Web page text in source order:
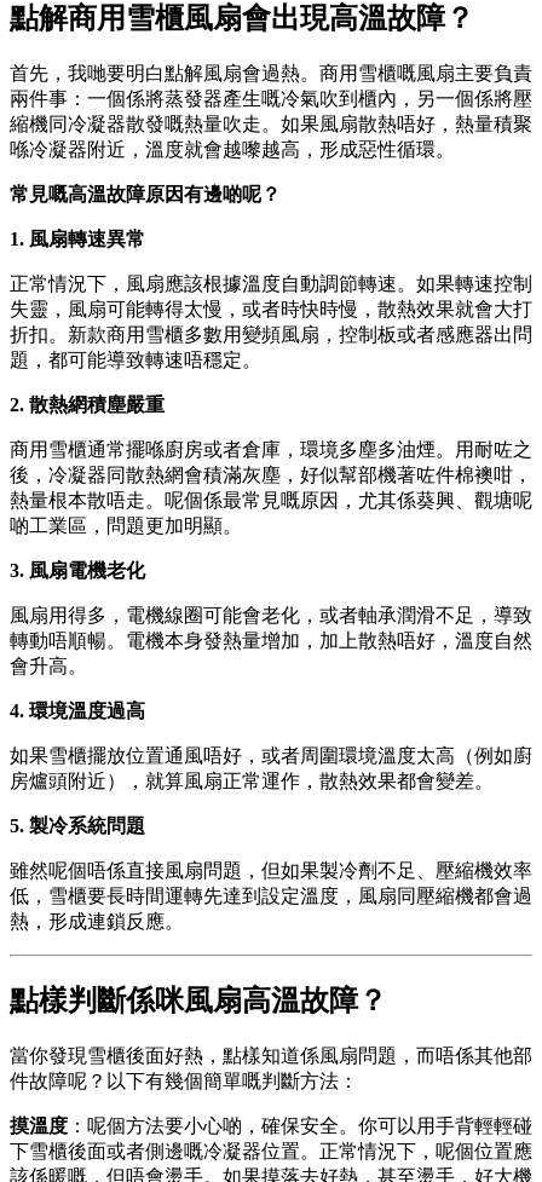
點解商用雪櫃風扇會出現高溫故障？
首先，我哋要明白點解風扇會過熱。商用雪櫃嘅風扇主要負責
兩件事：一個係將蒸發器產生嘅冷氣吹到櫃內，另一個係將壓
縮機同冷凝器散發嘅熱量吹走。如果風扇散熱唔好，熱量積聚
喺冷凝器附近，溫度就會越嚟越高，形成惡性循環。
常見嘅高溫故障原因有邊啲呢？
1. 風扇轉速異常
正常情況下，風扇應該根據溫度自動調節轉速。如果轉速控制
失靈，風扇可能轉得太慢，或者時快時慢，散熱效果就會大打
折扣。新款商用雪櫃多數用變頻風扇，控制板或者感應器出問
題，都可能導致轉速唔穩定。
2. 散熱網積塵嚴重
商用雪櫃通常擺喺廚房或者倉庫，環境多塵多油煙。用耐咗之
後，冷凝器同散熱網會積滿灰塵，好似幫部機著咗件棉襖咁，
熱量根本散唔走。呢個係最常見嘅原因，尤其係葵興、觀塘呢
啲工業區，問題更加明顯。
3. 風扇電機老化
風扇用得多，電機線圈可能會老化，或者軸承潤滑不足，導致
轉動唔順暢。電機本身發熱量增加，加上散熱唔好，溫度自然
會升高。
4. 環境溫度過高
如果雪櫃擺放位置通風唔好，或者周圍環境溫度太高（例如廚
房爐頭附近），就算風扇正常運作，散熱效果都會變差。
5. 製冷系統問題
雖然呢個唔係直接風扇問題，但如果製冷劑不足、壓縮機效率
低，雪櫃要長時間運轉先達到設定溫度，風扇同壓縮機都會過
熱，形成連鎖反應。
點樣判斷係咪風扇高溫故障？
當你發現雪櫃後面好熱，點樣知道係風扇問題，而唔係其他部
件故障呢？以下有幾個簡單嘅判斷方法：
摸溫度 ：呢個方法要小心啲，確保安全。你可以用手背輕輕碰
下雪櫃後面或者側邊嘅冷凝器位置。正常情況下，呢個位置應
該係暖嘅，但唔會燙手。如果摸落去好熱，甚至燙手，好大機